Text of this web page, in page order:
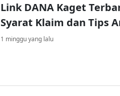
Link DANA Kaget
Syarat Klaim dan Tips
1 minggu yang lalu